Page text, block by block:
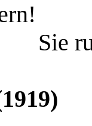
Sie